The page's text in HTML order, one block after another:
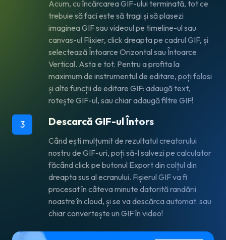
Acum, cu încărcarea GIF-ului terminată, tot ce
trebuie să faci este să tragi și să plasezi
imaginea GIF sau videoul pe timeline-ul sau
canvas-ul Flixier, click dreapta pe cadrul GIF, și
selectează Întoarce Orizontal sau Întoarce
Vertical. Asta e tot. Pentru a profita la
maximum de instrumentul de editare, poți folosi
și alte funcții de editare GIF: adaugă text,
rotește GIF-ul, sau chiar adaugăfiltre GIF!
3 Descarcă GIF-ul Întors
Când ești mulțumit de rezultatul creatorului
nostru de GIF-uri, poți să-l salvezi pe calculator
făcând click pe butonul Export din colțul din
dreapta sus al ecranului. Fișierul GIF va fi
procesat în câteva minute datorită randării
noastre în cloud, și se va descărca automat. sau
chiarconvertește un GIF în video!